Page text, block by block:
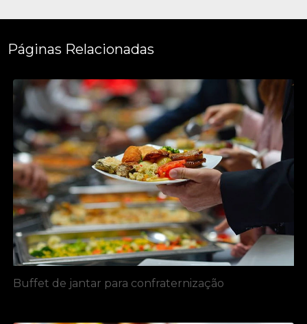
Páginas Relacionadas
Buffet de jantar para confraternização​